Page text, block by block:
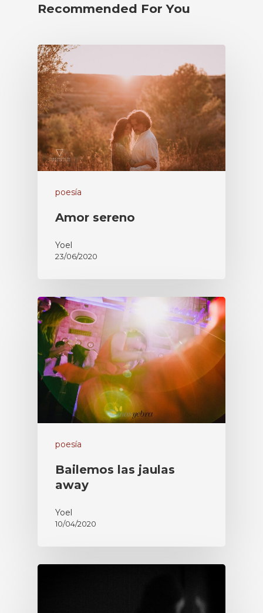
Recommended For You
poesía
Amor sereno
Yoel
23/06/2020
poesía
Bailemos las jaulas
away
Yoel
10/04/2020